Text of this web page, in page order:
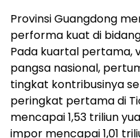
Provinsi Guangdong
performa kuat di
Pada kuartal pertama,
pangsa nasional,
tingkat kontribusinya
peringkat pertama di
mencapai 1,53 triliun
impor mencapai 1,01